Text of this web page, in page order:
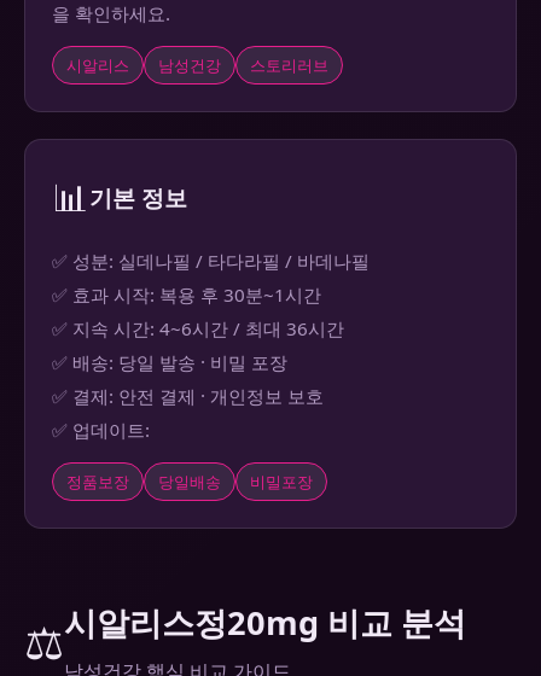
을 확인하세요.
시알리스 남성건강 스토리러브
📊기본 정보
✅ 성분: 실데나필 / 타다라필 / 바데나필
✅ 효과 시작: 복용 후 30분~1시간
✅ 지속 시간: 4~6시간 / 최대 36시간
✅ 배송: 당일 발송 · 비밀 포장
✅ 결제: 안전 결제 · 개인정보 보호
✅ 업데이트:
정품보장 당일배송 비밀포장
⚖️시알리스정20mg 비교 분석